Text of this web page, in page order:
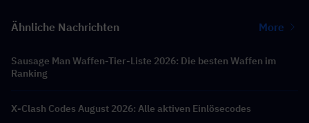
Ähnliche Nachrichten More
Sausage Man Waffen-Tier-Liste 2026: Die besten Waffen im
Ranking
X-Clash Codes August 2026: Alle aktiven Einlösecodes